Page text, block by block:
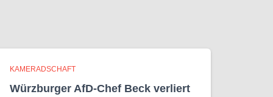
KAMERADSCHAFT
Würzburger AfD-Chef Beck verliert